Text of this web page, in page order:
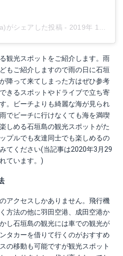
がシェアした投稿 - 2019年 1月月15日午後6時44分PST
観光スポットをご紹介します。雨
もご紹介しますので雨の日に石垣
降って来てしまった方はぜひ参考
きるスポットやドライブで立ち寄
。ビーチよりも綺麗な海が見られ
でビーチに行けなくても海を満喫
しめる石垣島の観光スポットがた
プルでも友達同士でも楽しめるの
てください(当記事は2020年3月29
ています。)
アクセスしかありません。飛行機
方法の他に羽田空港、成田空港か
し石垣島の観光には車での観光が
タカーを借りて行くのがおすすめ
の移動も可能ですが観光スポット